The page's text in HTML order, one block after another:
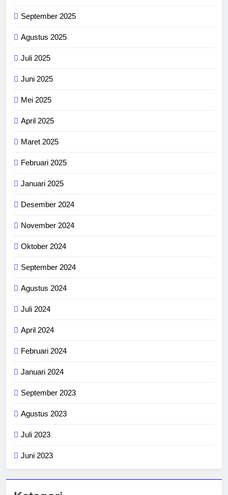
September 2025
Agustus 2025
Juli 2025
Juni 2025
Mei 2025
April 2025
Maret 2025
Februari 2025
Januari 2025
Desember 2024
November 2024
Oktober 2024
September 2024
Agustus 2024
Juli 2024
April 2024
Februari 2024
Januari 2024
September 2023
Agustus 2023
Juli 2023
Juni 2023